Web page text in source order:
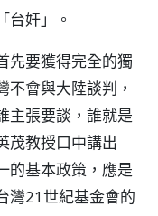
台奸」。
先要獲得完全的獨
會與大陸談判，
主張要談，誰就是
茂教授口中講出
的基本政策，應是
灣21世紀基金會的